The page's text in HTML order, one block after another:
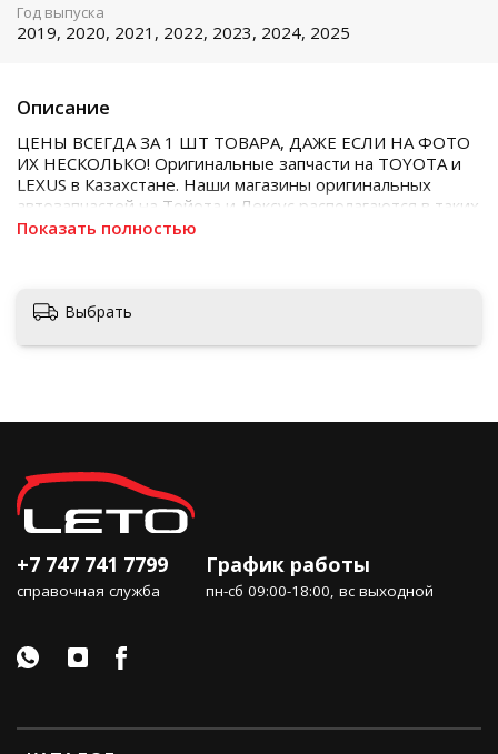
Описание
ЦЕНЫ ВСЕГДА ЗА 1 ШТ ТОВАРА, ДАЖЕ ЕСЛИ НА ФОТО
ИХ НЕСКОЛЬКО! Оригинальные запчасти на TOYOTA и
LEXUS в Казахстане. Наши магазины оригинальных
автозапчастей на Тойота и Лексус располагаются в таких
городах как Алматы, Астана, Шымкент, Кызылорда и
Показать полностью
Год выпуска
2019, 2020, 2021, 2022, 2023, 2024, 2025
Выбрать
+7 747 741 7799
справочная служба
График работы
пн-сб 09:00-18:00, вс выходной